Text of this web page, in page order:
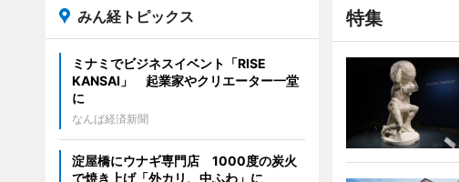
特集
みん経トピックス
ミナミでビジネスイベント「RISE
KANSAI」 起業家やクリエーター一堂
に
なんば経済新聞
淀屋橋にウナギ専門店 1000度の炭火
で焼き上げ「外カリ、中ふわ」に